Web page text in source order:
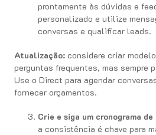
prontamente às dúvidas e
personalizado e utilize
conversas e qualificar leads.
Atualização: considere criar
perguntas frequentes, mas sempre
Use o Direct para agendar
fornecer orçamentos.
Crie e siga um cronograma
a consistência é chave para